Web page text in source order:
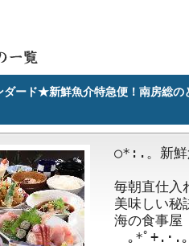
ード★新鮮魚介特急便！南房総の
○*:.。新鮮
毎朝直仕入
美味しい秘
海の食事屋
｡*ﾟ+.･.